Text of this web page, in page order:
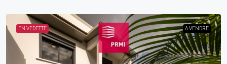
EN VEDETTE A VENDRE